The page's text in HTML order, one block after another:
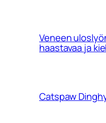
Veneen
haastavaa ja
Catspaw